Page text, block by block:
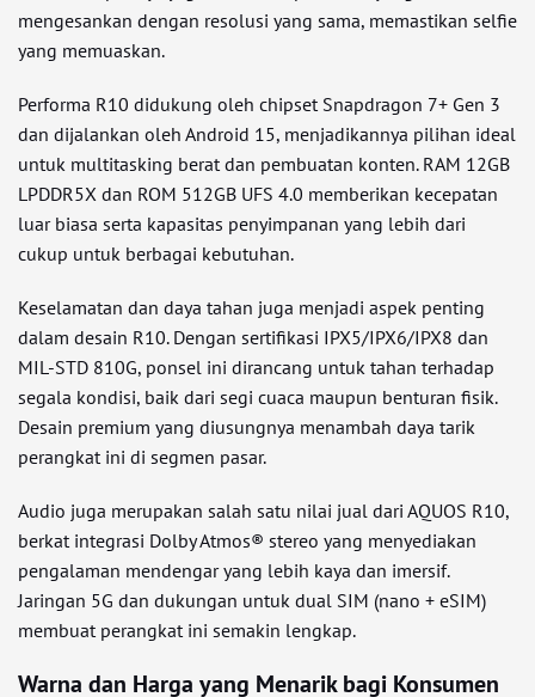
mengesankan dengan resolusi yang sama, memastikan selfie
yang memuaskan.
Performa R10 didukung oleh chipset Snapdragon 7+ Gen 3
dan dijalankan oleh Android 15, menjadikannya pilihan ideal
untuk multitasking berat dan pembuatan konten. RAM 12GB
LPDDR5X dan ROM 512GB UFS 4.0 memberikan kecepatan
luar biasa serta kapasitas penyimpanan yang lebih dari
cukup untuk berbagai kebutuhan.
Keselamatan dan daya tahan juga menjadi aspek penting
dalam desain R10. Dengan sertifikasi IPX5/IPX6/IPX8 dan
MIL-STD 810G, ponsel ini dirancang untuk tahan terhadap
segala kondisi, baik dari segi cuaca maupun benturan fisik.
Desain premium yang diusungnya menambah daya tarik
perangkat ini di segmen pasar.
Audio juga merupakan salah satu nilai jual dari AQUOS R10,
berkat integrasi Dolby Atmos® stereo yang menyediakan
pengalaman mendengar yang lebih kaya dan imersif.
Jaringan 5G dan dukungan untuk dual SIM (nano + eSIM)
membuat perangkat ini semakin lengkap.
Warna dan Harga yang Menarik bagi Konsumen